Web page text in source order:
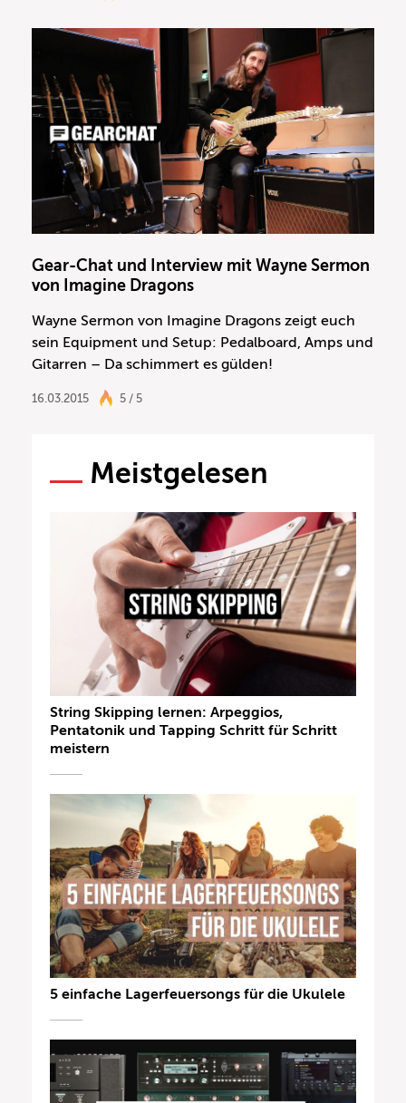
Gear-Chat und Interview mit Wayne Sermon
von Imagine Dragons
Wayne Sermon von Imagine Dragons zeigt euch
sein Equipment und Setup: Pedalboard, Amps und
Gitarren – Da schimmert es gülden!
16.03.2015 5 / 5
Meistgelesen
String Skipping lernen: Arpeggios,
Pentatonik und Tapping Schritt für Schritt
meistern
5 einfache Lagerfeuersongs für die Ukulele